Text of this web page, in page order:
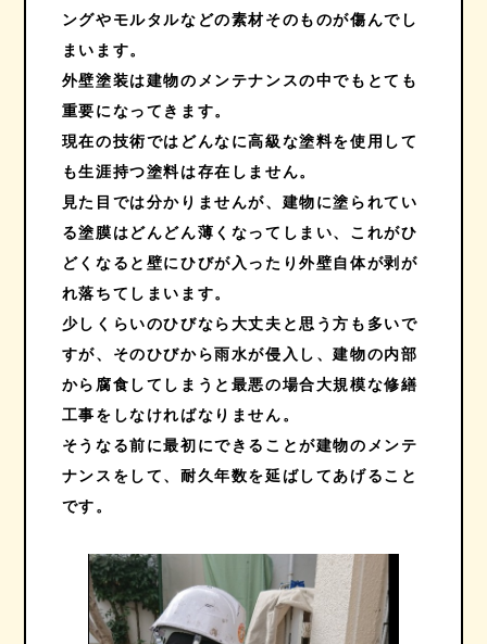
ングやモルタルなどの素材そのものが傷んでし
まいます。
外壁塗装は建物のメンテナンスの中でもとても
重要になってきます。
現在の技術ではどんなに高級な塗料を使用して
も生涯持つ塗料は存在しません。
見た目では分かりませんが、建物に塗られてい
る塗膜はどんどん薄くなってしまい、これがひ
どくなると壁にひびが入ったり外壁自体が剥が
れ落ちてしまいます。
少しくらいのひびなら大丈夫と思う方も多いで
すが、そのひびから雨水が侵入し、建物の内部
から腐食してしまうと最悪の場合大規模な修繕
工事をしなければなりません。
そうなる前に最初にできることが建物のメンテ
ナンスをして、耐久年数を延ばしてあげること
です。